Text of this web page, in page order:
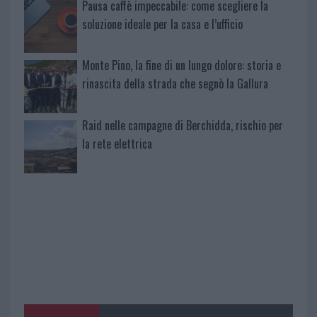
Pausa caffè impeccabile: come scegliere la
soluzione ideale per la casa e l’ufficio
Monte Pino, la fine di un lungo dolore: storia e
rinascita della strada che segnò la Gallura
Raid nelle campagne di Berchidda, rischio per
la rete elettrica